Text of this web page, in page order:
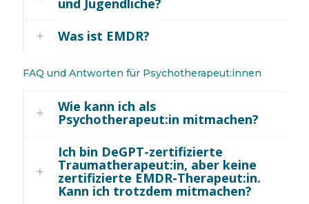
und Jugendliche?
Was ist EMDR?
FAQ und Antworten für Psychotherapeut:innen
Wie kann ich als
Psychotherapeut:in mitmachen?
Ich bin DeGPT-zertifizierte
Traumatherapeut:in, aber keine
zertifizierte EMDR-Therapeut:in.
Kann ich trotzdem mitmachen?